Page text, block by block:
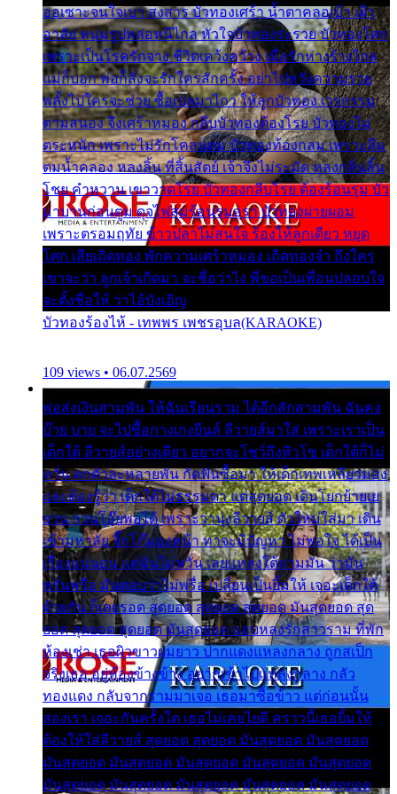
ออเซาะจนใจเบา สงสาร บัวทองเศร้า น้ำตาคลอเบ้า เฝ้า
อาลัย หนุ่มรูปหล่อหนีไกล หัวใจบัวทองระรวย บัวทองโศก
เพราะเป็นโรครักจาง ชีวิตเคว้งคว้าง เมื่อรักห่างร้างไกล
แม่ก็บอก พ่อก็สั่งจะรักใครสักครั้ง อย่าไปหวังความรวย
พลั้งไปใครจะช่วย ซื้อเปลมาไกว ให้ลูกบัวทอง เวรกรรม
ตามสนอง จึงเศร้าหมอง กลีบบัวทองต้องโรย บัวทองไม่
ตระหนัก เพราะไม่รักโคลนตม บัวทองท้องกลม เพราะลืม
ตมน้ำคลอง หลงลิ้น ที่สิ้นสัตย์ เจ้าจึงไม่ระมัด หลงกลิ่นลิ้น
โชย คำหวาน เขาวาดโรย บัวทองกลีบโรย ต้องร้อนรุม บัว
มาบานก่อนตูม ดุจไฟสุมร้อนรุมอุรา บัวทองผ่ายผอม
เพราะตรอมฤทัย ข้าวปลาไม่สนใจ ร้องไห้ลูกเดียว หยุด
โศก เสียเถิดทอง พักความเศร้าหมอง เถิดทองจ๋า ถึงใคร
เขาจะว่า ลูกเจ้าเกิดมา จะชื่อว่าไง พี่ขอเป็นเพื่อนปลอบใจ
จะตั้งชื่อให้ ว่าไอ้บังเอิญ
บัวทองร้องไห้ - เทพพร เพชรอุบล(KARAOKE)
109 views • 06.07.2569
พ่อส่งเงินสามพัน ให้ฉันเรียนราม ได้อีกสักสามพัน ฉันคง
บ๊าย บาย จะไปซื้อกางเกงยีนส์ ลีวายส์มาใส่ เพราะเราเป็น
เด็กใต้ ลีวายส์อย่างเดียว อยากจะโชว์ถึงหิวโซ เด็กใต้ก็ไม่
หวั่น ตกตัวละหลายพัน กัดฟันซื้อมา ให้เด็กเทพเหลียวมอง
และต้องรู้ว่า เด็กใต้ไม่ธรรมดา แต่สุดยอด เดินโยกย้ายเย
ยวน กวนโอ๊ยพอได้ เพราะว่านุ่งลีวายส์ ตัวใหม่ใส่มา เดิน
เข้ามหาลัย จิ๊กโก๊มองหน้า ท่าจะมีปัญหา ไม่พอใจ ได้เป็น
เรื่องแน่นอน แต่ฉันไม่หวั่น เลยแหลงใต้ถามมัน ว่ามัน
พรั่นพรือ มันตอบว่าไม่พรื่อ เปลี่ยนเป็นยิ้มให้ เจอะเด็กใต้
ด้วยกัน ก็เลยรอด สุดยอด สุดยอด สุดยอด มันสุดยอด สุด
ยอด สุดยอด สุดยอด มันสุดยอด แอบหลงรักสาวราม ที่พัก
ห้องเช่า เธอผิวขาวผมยาว ปากแดงแหลงกลาง ถูกสเป็ก
จริงเธอ อยู่ห้องข้างข้าง อยากเข้าไปแหลงกลาง กลัว
ทองแดง กลับจากรามมาเจอ เธอมาซื้อข้าว แต่ก่อนนั้น
สองเรา เจอะกันครั้งใด เธอไม่เคยไยดี คราวนี้เธอยิ้มให้
ต้องให้ใส่ลีวายส์ สุดยอด สุดยอด มันสุดยอด มันสุดยอด
มันสุดยอด มันสุดยอด มันสุดยอด มันสุดยอด มันสุดยอด
มันสุดยอด มันสุดยอด มันสุดยอด มันสุดยอด มันสุดยอด